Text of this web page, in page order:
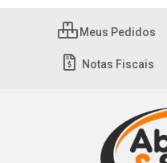
Meus Pedidos
Notas Fiscais